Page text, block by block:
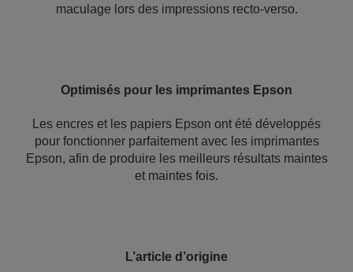
maculage lors des impressions recto-verso.
Optimisés pour les imprimantes Epson
Les encres et les papiers Epson ont été développés
pour fonctionner parfaitement avec les imprimantes
Epson, afin de produire les meilleurs résultats maintes
et maintes fois.
L’article d’origine